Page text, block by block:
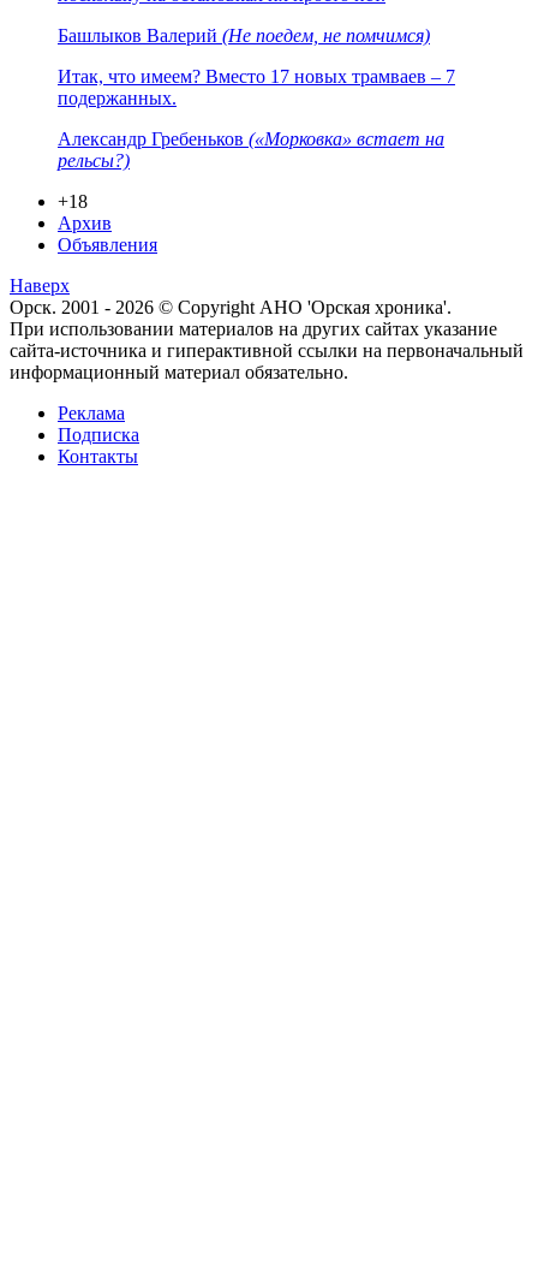
Башлыков Валерий (Не поедем, не помчимся)
Итак, что имеем? Вместо 17 новых трамваев – 7
подержанных.
Александр Гребеньков («Морковка» встает на
рельсы?)
+18
Архив
Объявления
Наверх
Орск. 2001 - 2026 © Copyright АНО 'Орская хроника'.
При использовании материалов на других сайтах указание
сайта-источника и гиперактивной ссылки на первоначальный
информационный материал обязательно.
Реклама
Подписка
Контакты